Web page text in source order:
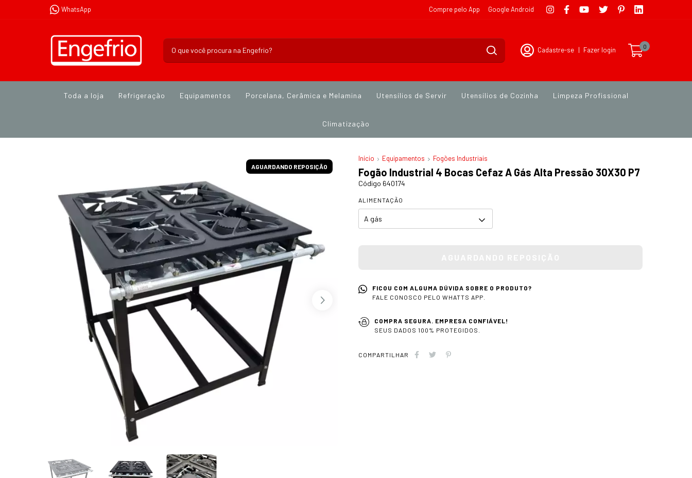
WhatsApp Compre pelo App Google Android
Cadastre-se | Fazer login 0
Toda a loja Refrigeração Equipamentos Porcelana, Cerâmica e Melamina Utensílios de Servir Utensílios de Cozinha Limpeza Profissional
Climatização
AGUARDANDO REPOSIÇÃO
Início Equipamentos Fogões Industriais
Fogão Industrial 4 Bocas Cefaz A Gás Alta Pressão 30X30 P7
Código 640174
ALIMENTAÇÃO
FICOU COM ALGUMA DÚVIDA SOBRE O PRODUTO?
FALE CONOSCO PELO WHATTS APP.
COMPRA SEGURA. EMPRESA CONFIÁVEL!
SEUS DADOS 100% PROTEGIDOS.
COMPARTILHAR